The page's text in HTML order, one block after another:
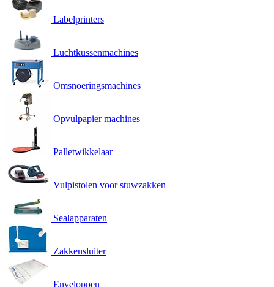
Labelprinters
Luchtkussenmachines
Omsnoeringsmachines
Opvulpapier machines
Palletwikkelaar
Vulpistolen voor stuwzakken
Sealapparaten
Zakkensluiter
Enveloppen